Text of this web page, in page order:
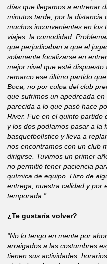
días que llegamos a entrenar
minutos tarde, por la distancia
muchos inconvenientes en los
viajes, la comodidad.
que perjudicaban a que el
solamente focalizarse en
mejor nivel que esté dispuesto
remarco ese último partido
Boca, no por culpa del club
que sufrimos un apedreada en
parecida a lo que pasó hace
River. Fue en el quinto partido
y los dos podíamos pasar a la
basquetbolístico y lleva a
nos encontramos con un club
dirigirse. Tuvimos un primer
no permitió tener paciencia
química de equipo. Hizo de
entrega, nuestra calidad y por
temporada.”
¿Te gustaría volver?
“No lo tengo en mente por
arraigados a las costumbres
tienen sus actividades,